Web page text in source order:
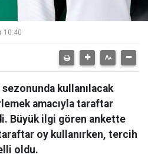
10:40
kullanılacak
amacıyla taraftar
Büyük ilgi gören ankette
oy kullanırken, tercih
oldu.